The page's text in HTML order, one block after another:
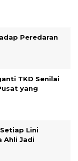
Peredaran
TKD Senilai
yang
Lini
Ahli Jadi